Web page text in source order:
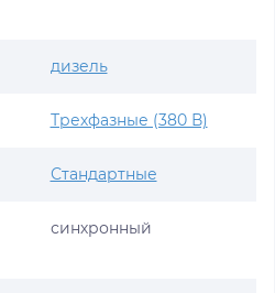
дизель
Трехфазные (380 В)
Стандартные
синхронный